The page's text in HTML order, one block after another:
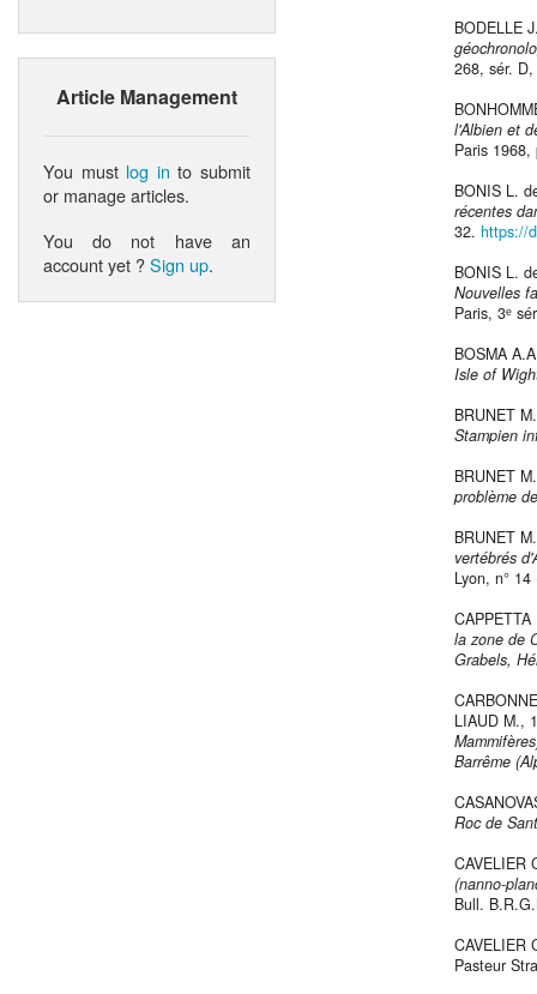
Article Management
You must log in to submit
or manage articles.
You do not have an
account yet ?Sign up.
BODELLE
268, sér.
l'Albien et
Paris
BONIS L.
récentes
32. https://
BONIS L.
Nouvelles
Paris, 3ᵉ
BOSMA
Isle of
BRUNET
Stampien
BRUNET
problème
BRUNET
vertébrés
Lyon, n°
la zone de
Grabels,
LIAUD
Barrême
Roc de
(nanno-
Bull.
Pasteur